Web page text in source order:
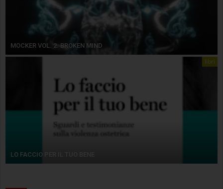
MOCKER VOL. 2. BROKEN MIND
libri
LO FACCIO PER IL TUO BENE